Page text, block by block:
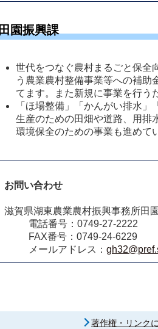
田園振興課
世代をつなぐ農村まるごと保全
う農業農村整備事業等への補助
てます。また新規に事業を行う
「ほ場整備」「かんがい排水
生産のための田畑や道路、用排
環境保全のための事業も進めて
お問い合わせ
滋賀県湖東農業農村振興事務所田
電話番号：0749-27-2222
FAX番号：0749-24-6229
メールアドレス：
著作権・リンク